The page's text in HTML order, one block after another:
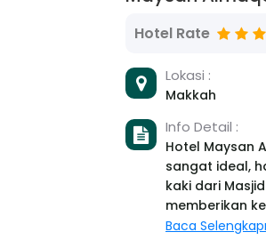
Hotel Rate
Lokasi :
Makkah
Info Detail :
Hotel Maysan
sangat ideal,
kaki dari
memberikan
para peziarah dan
Baca